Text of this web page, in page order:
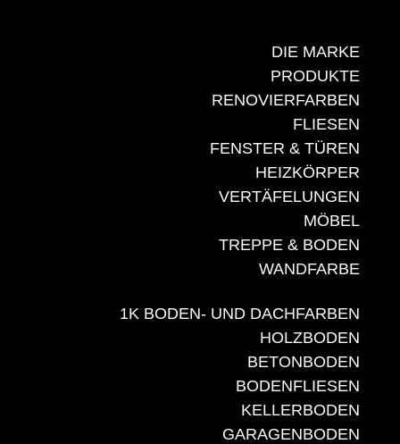
DIE MARKE
PRODUKTE
RENOVIERFARBEN
FLIESEN
FENSTER & TÜREN
HEIZKÖRPER
VERTÄFELUNGEN
MÖBEL
TREPPE & BODEN
WANDFARBE
1K BODEN- UND DACHFARBEN
HOLZBODEN
BETONBODEN
BODENFLIESEN
KELLERBODEN
GARAGENBODEN